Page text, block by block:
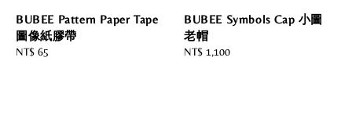
BUBEE Pattern Paper Tape
圖像紙膠帶
Regular
NT$ 65
BUBEE Symbols Cap 小圖
老帽
Regular
NT$ 1,100